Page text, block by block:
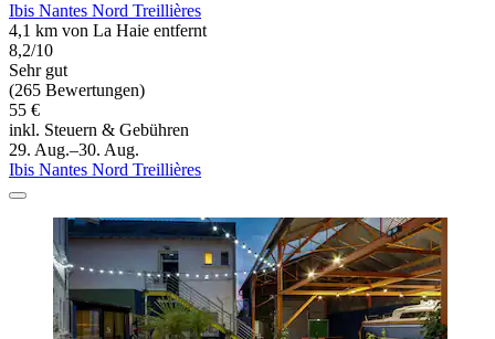
Ibis Nantes Nord Treillières
4,1 km von La Haie entfernt
8,2/10
Sehr gut
(265 Bewertungen)
55 €
inkl. Steuern & Gebühren
29. Aug.–30. Aug.
Ibis Nantes Nord Treillières